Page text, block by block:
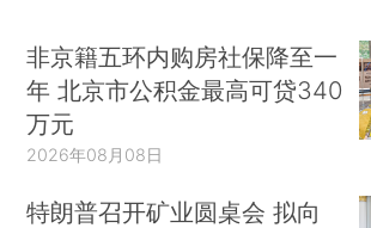
非京籍五环内购房社保降至一
年 北京市公积金最高可贷340
万元
2026年08月08日
特朗普召开矿业圆桌会 拟向